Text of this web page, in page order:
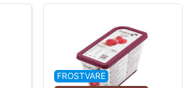
FROSTVARE